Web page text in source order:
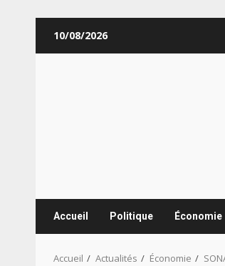
10/08/2026
Accueil Politique Économie
Accueil Actualités Économie